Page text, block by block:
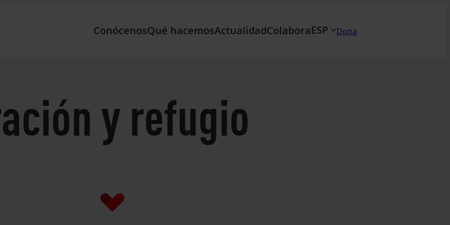
ConócenosQué hacemosActualidadColaboraESP Dona
y refugio